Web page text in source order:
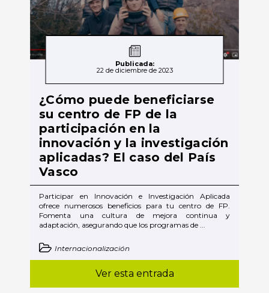
Publicada:
22 de diciembre de 2023
¿Cómo puede beneficiarse
su centro de FP de la
participación en la
innovación y la investigación
aplicadas? El caso del País
Vasco
Participar en Innovación e Investigación Aplicada
ofrece numerosos beneficios para tu centro de FP.
Fomenta una cultura de mejora continua y
adaptación, asegurando que los programas de ...
Internacionalización
Ver esta entrada